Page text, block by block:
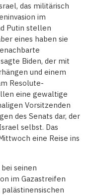
das militärisch
im
Putin stellen
eines haben sie
Biden, der mit
und einem
Resolute-
eine gewaltige
Vorsitzenden
des Senats dar, der
selbst. Das
eine Reise ins
seinen
im Gazastreifen